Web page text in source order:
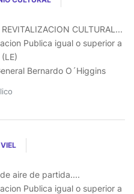
CULTURAL...
Publica igual o superior a
Bernardo O´Higgins
aire de partida....
Publica igual o superior a